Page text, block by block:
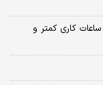
کاری کمتر و